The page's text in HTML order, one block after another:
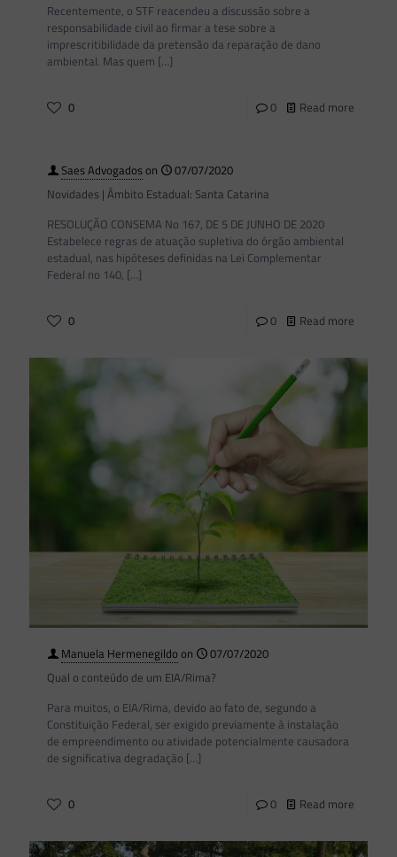
Recentemente, o STF reacendeu a discussão sobre a
responsabilidade civil ao firmar a tese sobre a
imprescritibilidade da pretensão da reparação de dano
ambiental. Mas quem […]
0 0 Read more
Saes Advogadoson
07/07/2020
Novidades | Âmbito Estadual: Santa Catarina
RESOLUÇÃO CONSEMA No 167, DE 5 DE JUNHO DE 2020
Estabelece regras de atuação supletiva do órgão ambiental
estadual, nas hipóteses definidas na Lei Complementar
Federal no 140, […]
0 0 Read more
Manuela Hermenegildo on
07/07/2020
Qual o conteúdo de um EIA/Rima?
Para muitos, o EIA/Rima, devido ao fato de, segundo a
Constituição Federal, ser exigido previamente à instalação
de empreendimento ou atividade potencialmente causadora
de significativa degradação […]
0 0 Read more